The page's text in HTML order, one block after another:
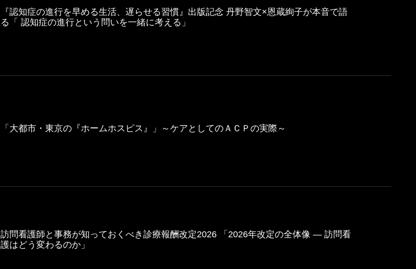
『認知症の進行を早める生活、遅らせる習慣』出版記念 丹野智文×恩蔵絢子が本音で語
る「 認知症の進行という問いを一緒に考える」
「大都市・東京の『ホームホスピス』」～ケアとしてのＡＣＰの実際～
訪問看護師と事務が知っておくべき診療報酬改定2026 「2026年改定の全体像 ― 訪問看
護はどう変わるのか」